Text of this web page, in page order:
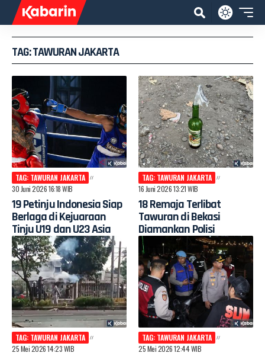
TAG: TAWURAN JAKARTA
TAG: TAWURAN JAKARTA
30 Juni 2026 16:18 WIB
19 Petinju Indonesia Siap
Berlaga di Kejuaraan
Tinju U19 dan U23 Asia
TAG: TAWURAN JAKARTA
16 Juni 2026 13:21 WIB
18 Remaja Terlibat
Tawuran di Bekasi
Diamankan Polisi
TAG: TAWURAN JAKARTA
25 Mei 2026 14:23 WIB
TAG: TAWURAN JAKARTA
25 Mei 2026 12:44 WIB